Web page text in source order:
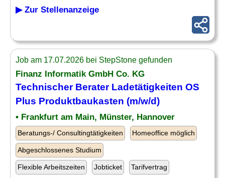
▶ Zur Stellenanzeige
Job am 17.07.2026 bei StepStone gefunden
Finanz Informatik GmbH Co. KG
Technischer BeraterLadetätigkeiten OS
Plus Produktbaukasten (m/w/d)
• Frankfurt am Main, Münster, Hannover
Beratungs-/ Consultingtätigkeiten Homeoffice möglich
Abgeschlossenes Studium
Flexible Arbeitszeiten Jobticket Tarifvertrag